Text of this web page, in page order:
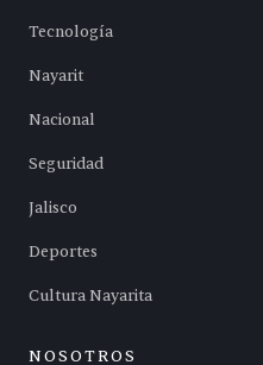
Tecnología
Nayarit
Nacional
Seguridad
Jalisco
Deportes
Cultura Nayarita
NOSOTROS